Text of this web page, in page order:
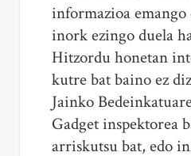
informazioa emango
inork ezingo duela
Hitzordu honetan
kutre bat baino ez
Jainko
Gadget inspektorea
arriskutsu bat, edo